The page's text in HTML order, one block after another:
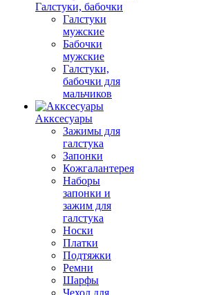
Галстуки, бабочки
Галстуки
мужские
Бабочки
мужские
Галстуки,
бабочки для
мальчиков
Акксесуары
Зажимы для
галстука
Запонки
Кожгалантерея
Наборы
запонки и
зажим для
галстука
Носки
Платки
Подтяжки
Ремни
Шарфы
Чехол для